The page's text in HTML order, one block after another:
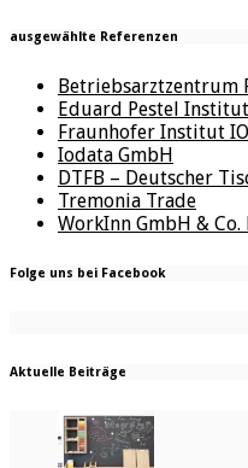
ausgewählte Referenzen
Betriebsarztzentrum
Eduard Pestel Institut
Fraunhofer Institut
Iodata GmbH
DTFB – Deutscher
Tremonia Trade
WorkInn GmbH & Co.
Folge uns bei Facebook
Aktuelle Beiträge